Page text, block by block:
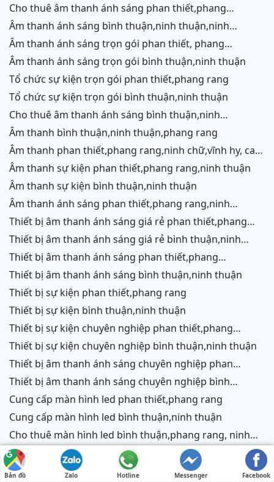
cho thuê âm thanh ánh sáng phan thiết,phang
rang,ninh chữ,vĩnh hy,cam ranh
âm thanh ánh sáng bình thuận,ninh thuận,ninh
chữ,vĩnh hy,cam ranh
âm thanh ánh sáng trọn gói phan thiết, phang
rang,cam ranh
âm thanh ánh sáng trọn gói bình thuận,ninh thuận
tổ chức sự kiện trọn gói phan thiết,phang rang
tổ chức sự kiện trọn gói bình thuận,ninh thuận
cho thuê âm thanh ánh sáng bình thuận,ninh
thuận,ninh chữ,vĩnh hy,phang rang,cam ranh
âm thanh bình thuận,ninh thuận,phang rang
âm thanh phan thiết,phang rang,ninh chữ,vĩnh hy, cam
ranh
âm thanh sự kiện phan thiết,phang rang,ninh thuận
âm thanh sự kiện bình thuận,ninh thuận
âm thanh ánh sáng phan thiết,phang rang,ninh
chữ,vĩnh hy,cam ranh
thiết bị âm thanh ánh sáng giá rẻ phan thiết,phang
rang,ninh chữ,vĩnh hy, ninh thuận
thiết bị âm thanh ánh sáng giá rẻ bình thuận,ninh
thuận
thiết bị âm thanh ánh sáng phan thiết,phang
rang,ninh chữ,vĩnh hy,cam ranh
thiết bị âm thanh ánh sáng bình thuận,ninh thuận
thiết bị sự kiện phan thiết,phang rang
thiết bị sự kiện bình thuận,ninh thuận
thiết bị sự kiện chuyên nghiệp phan thiết,phang
rang,ninh chữ,vĩnh hy,cam ranh
thiết bị sự kiện chuyên nghiệp bình thuận,ninh thuận
thiết bị âm thanh ánh sáng chuyên nghiệp phan
thiết,phang rang,ninh chữ,vĩnh hy,cam ranh,ninh
thiết bị âm thanh ánh sáng chuyên nghiệp bình
thuận,ninh thuận
cung cấp màn hình led phan thiết,phang rang
cung cấp màn hình led bình thuận,ninh thuận
cho thuê màn hình led bình thuận,phang rang, ninh
thuận
cho thuê màn hình led phan thiết,phang rang
thiết bị màn hình led bình thuận,ninh thuận
Bản đồ Zalo Hotline Messenger Facebook